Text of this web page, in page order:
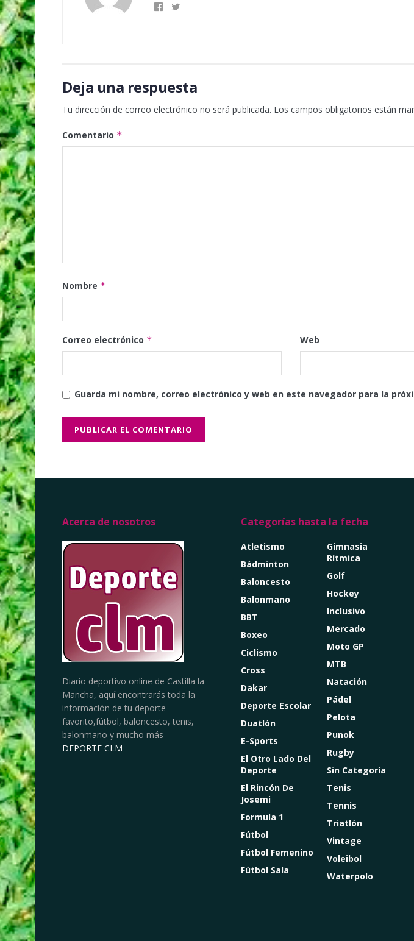
Deja una respuesta
Tu dirección de correo electrónico no será publicada. Los campos obligatorios están
Comentario *
Nombre *
Correo electrónico * Web
Guarda mi nombre, correo electrónico y web en este navegador para la
Acerca de nosotros
Diario deportivo online de Castilla la
Mancha, aquí encontrarás toda la
información de tu deporte
favorito,fútbol, baloncesto, tenis,
balonmano y mucho más
DEPORTE CLM
Categorías hasta la fecha
Atletismo
Bádminton
Baloncesto
Balonmano
BBT
Boxeo
Ciclismo
Cross
Dakar
Deporte Escolar
Duatlón
E-Sports
El Otro Lado Del
Deporte
El Rincón De
Josemi
Formula 1
Fútbol
Fútbol Femenino
Fútbol Sala
Gimnasia
Rítmica
Golf
Hockey
Inclusivo
Mercado
Moto GP
MTB
Natación
Pádel
Pelota
Punok
Rugby
Sin Categoría
Tenis
Tennis
Triatlón
Vintage
Voleibol
Waterpolo